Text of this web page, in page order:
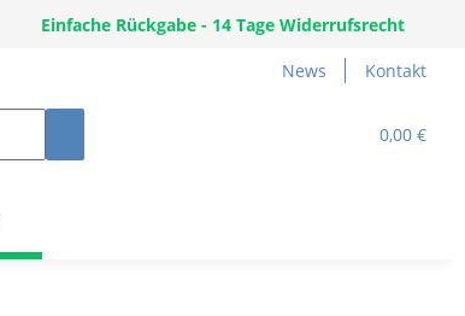
Einfache Rückgabe - 14 Tage Widerrufsrecht
News Kontakt
0,00 €